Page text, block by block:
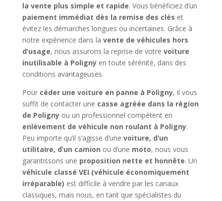
la vente plus simple et rapide. Vous bénéficiez d’un
paiement immédiat dès la remise des clés et
évitez les démarches longues ou incertaines. Grâce à
notre expérience dans la vente de véhicules hors
d’usage, nous assurons la reprise de votre voiture
inutilisable à Polignyen toute sérénité, dans des
conditions avantageuses.
Pour céder une voiture en panne à Poligny, il vous
suffit de contacter une casse agréée dans la région
de Polignyou un professionnel compétent en
enlèvement de véhicule non roulant à Poligny.
Peu importe qu’il s’agisse d’une voiture, d’un
utilitaire, d’un camion ou d’une moto, nous vous
garantissons une proposition nette et honnête. Un
véhicule classé VEI (véhicule économiquement
irréparable) est difficile à vendre par les canaux
classiques, mais nous, en tant que spécialistes du